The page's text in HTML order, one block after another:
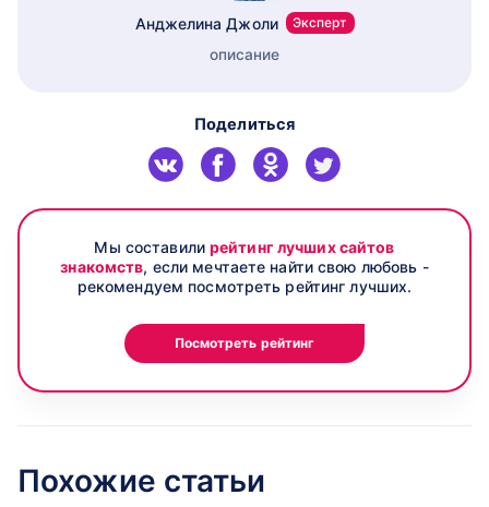
Анджелина Джоли Эксперт
описание
Поделиться
Мы составилирейтинг лучших сайтов
знакомств, если мечтаете найти свою любовь -
рекомендуем посмотреть рейтинг лучших.
Посмотреть рейтинг
Похожие статьи